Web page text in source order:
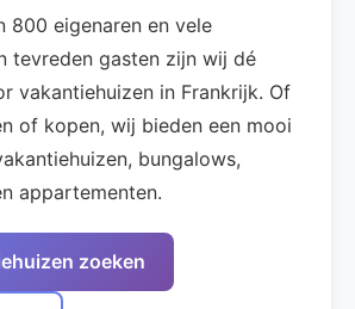
800 eigenaren en vele
tevreden gasten zijn wij dé
vakantiehuizen in Frankrijk. Of
of kopen, wij bieden een mooi
bungalows,
appartementen.
zoeken